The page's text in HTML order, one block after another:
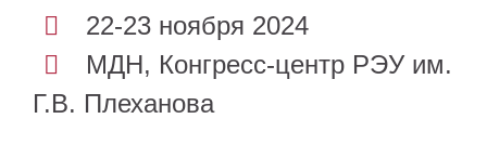
22-23 ноября 2024
МДН, Конгресс-центр РЭУ им.
Г.В. Плеханова